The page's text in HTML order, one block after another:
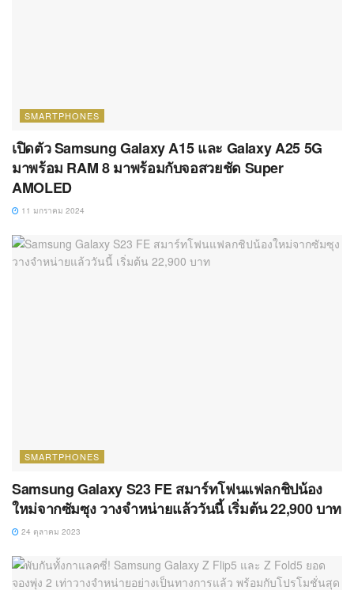
SMARTPHONES
เปิดตัว Samsung Galaxy A15 และ Galaxy A25 5G
มาพร้อม RAM 8 มาพร้อมกับจอสวยชัด Super
AMOLED
11 มกราคม 2024
SMARTPHONES
Samsung Galaxy S23 FE สมาร์ทโฟนแฟลกชิปน้อง
ใหม่จากซัมซุง วางจำหน่ายแล้ววันนี้ เริ่มต้น 22,900 บาท
24 ตุลาคม 2023